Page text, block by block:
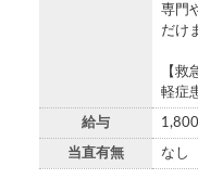
専門
だけ
【救
軽症
給与
当直有無 なし